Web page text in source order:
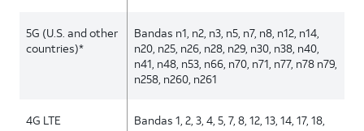
5G (U.S. and other
countries)*
Bandas n1, n2, n3, n5, n7, n8, n12, n14,
n20, n25, n26, n28, n29, n30, n38, n40,
n41, n48, n53, n66, n70, n71, n77, n78 n79,
n258, n260, n261
4G LTE
Bandas 1, 2, 3, 4, 5, 7, 8, 12, 13, 14, 17, 18,